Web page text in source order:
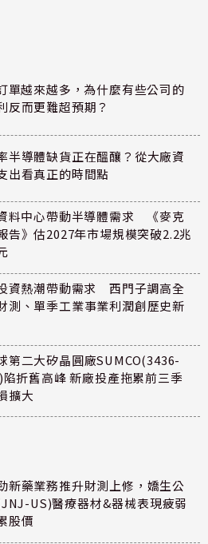
單越來越多，為什麼有些公司的
反而更難超預期？
半導體缺貨正在醞釀？從大廠資
出看真正的時間點
料中心帶動半導體需求 《麥克
告》估2027年市場規模突破2.2兆
資熱潮帶動需求 西門子調高全
測、單季工業事業利潤創歷史新
第二大矽晶圓廠SUMCO(3436-
折舊高峰 新廠投產拖累前三季
擴大
新藥業務推升財測上修，嬌生公
US)醫療器材&器械表現疲弱
股價